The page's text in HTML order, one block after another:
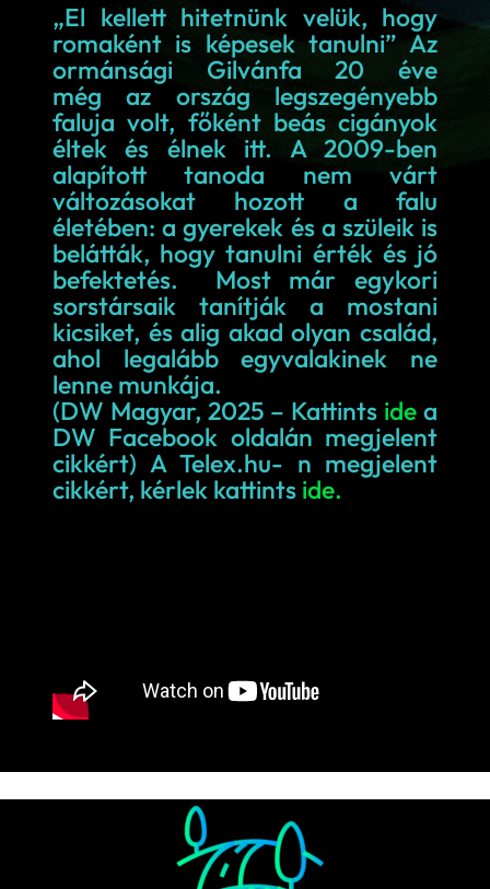
„El kellett hitetnünk velük, hogy
romaként is képesek tanulni” Az
ormánsági Gilvánfa 20 éve
még az ország legszegényebb
faluja volt, főként beás cigányok
éltek és élnek itt. A 2009-ben
alapított tanoda nem várt
változásokat hozott a falu
életében: a gyerekek és a szüleik is
belátták, hogy tanulni érték és jó
befektetés. Most már egykori
sorstársaik tanítják a mostani
kicsiket, és alig akad olyan család,
ahol legalább egyvalakinek ne
lenne munkája.
(DW Magyar, 2025 – Kattints ide a
DW Facebook oldalán megjelent
cikkért) A Telex.hu- n megjelent
cikkért, kérlek kattints ide.